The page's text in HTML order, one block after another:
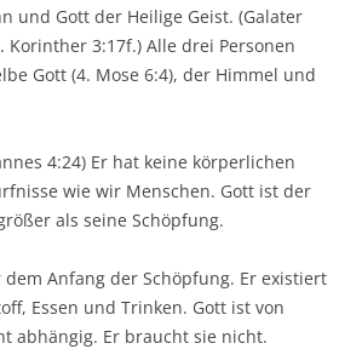
und Gott der Heilige Geist. (Galater
Korinther 3:17f.) Alle drei Personen
Gott (4. Mose 6:4), der Himmel und
4:24) Er hat keine körperlichen
wie wir Menschen. Gott ist der
als seine Schöpfung.
dem Anfang der Schöpfung. Er existiert
Essen und Trinken. Gott ist von
abhängig. Er braucht sie nicht.